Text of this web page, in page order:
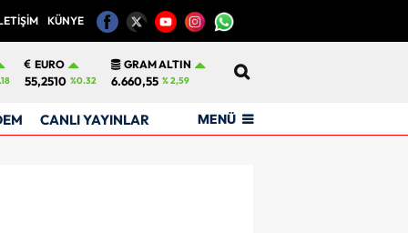
KÜNYE
EURO
55,2510 %0.32
GRAM ALTIN
6.660,55 % 2,59
CANLI YAYINLAR MENÜ